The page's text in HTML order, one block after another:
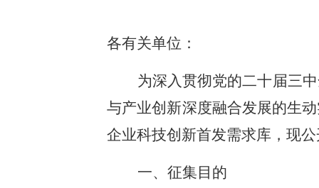
各有关单位：
为深入贯彻党的二十届三
与产业创新深度融合发展的生
企业科技创新首发需求库，现
一、征集目的